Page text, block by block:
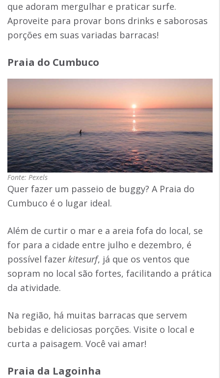
que adoram mergulhar e praticar surfe.
Aproveite para provar bons drinks e saborosas
porções em suas variadas barracas!
Praia do Cumbuco
Fonte: Pexels
Quer fazer um passeio de buggy? A Praia do
Cumbuco é o lugar ideal.
Além de curtir o mar e a areia fofa do local, se
for para a cidade entre julho e dezembro, é
possível fazer kitesurf, já que os ventos que
sopram no local são fortes, facilitando a prática
da atividade.
Na região, há muitas barracas que servem
bebidas e deliciosas porções. Visite o local e
curta a paisagem. Você vai amar!
Praia da Lagoinha